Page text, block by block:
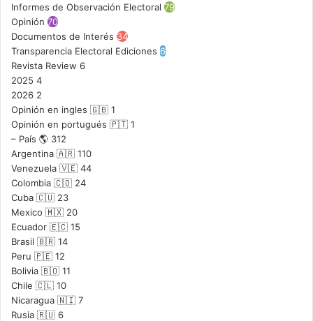
Informes de Observación Electoral 79
Opinión 70
Documentos de Interés 34
Transparencia Electoral Ediciones 6
Revista Review 6
2025 4
2026 2
Opinión en ingles 🇬🇧 1
Opinión en portugués 🇵🇹 1
– País 🌎 312
Argentina 🇦🇷 110
Venezuela 🇻🇪 44
Colombia 🇨🇴 24
Cuba 🇨🇺 23
Mexico 🇲🇽 20
Ecuador 🇪🇨 15
Brasil 🇧🇷 14
Peru 🇵🇪 12
Bolivia 🇧🇴 11
Chile 🇨🇱 10
Nicaragua 🇳🇮 7
Rusia 🇷🇺 6